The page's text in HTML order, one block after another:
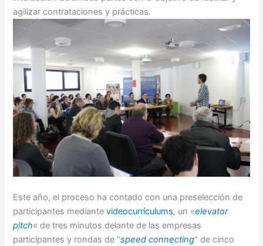
agilizar contrataciones y prácticas.
Este año, el proceso ha contado con una preselección de
participantes mediantevideocurrículums, un «elevator
pitch« de tres minutos delante de las empresas
participantes y rondas de “speed connecting” de cinco